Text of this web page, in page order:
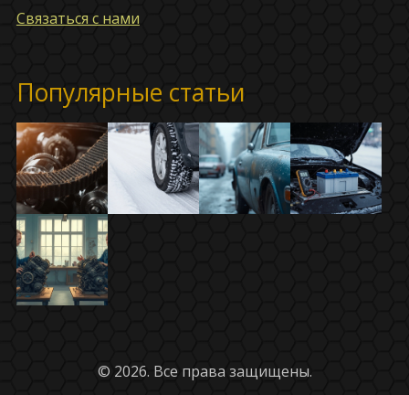
Связаться с нами
Популярные статьи
© 2026. Все права защищены.